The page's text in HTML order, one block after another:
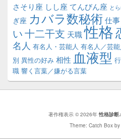
さそり座 しし座 てんびん座 と
ぎ座 カバラ数秘術 仕事
い十二干支 天職性格
名人 有名人・芸能人 有名人／芸能
別 異性の好み 相性 血液型
職 響く言葉／嫌がる言葉
著作権表示 © 2026年 性格診断
Theme: Catch Box by